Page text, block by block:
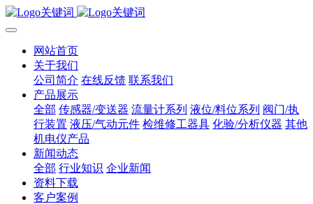
网站首页
关于我们
公司简介 在线反馈 联系我们
产品展示
全部 传感器/变送器 流量计系列 液位/料位系列 阀门/执
行装置 液压/气动元件 检维修工器具 化验/分析仪器 其他
机电仪产品
新闻动态
全部 行业知识 企业新闻
资料下载
客户案例